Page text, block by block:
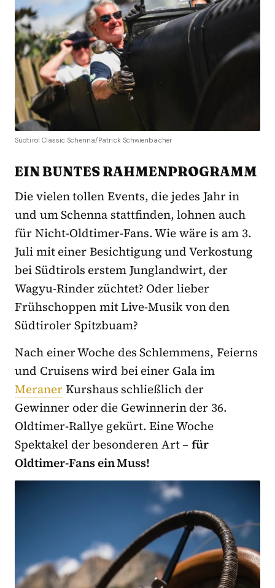
Südtirol Classic Schenna/Patrick Schwienbacher
EIN BUNTES RAHMENPROGRAMM
Die vielen tollen Events, die jedes Jahr in
und um Schenna stattfinden, lohnen auch
für Nicht-Oldtimer-Fans. Wie wäre is am 3.
Juli mit einer Besichtigung und Verkostung
bei Südtirols erstem Junglandwirt, der
Wagyu-Rinder züchtet? Oder lieber
Frühschoppen mit Live-Musik von den
Südtiroler Spitzbuam?
Nach einer Woche des Schlemmens, Feierns
und Cruisens wird bei einer Gala im
MeranerKurshaus schließlich der
Gewinner oder die Gewinnerin der 36.
Oldtimer-Rallye gekürt. Eine Woche
Spektakel der besonderen Art –für
Oldtimer-Fans ein Muss!